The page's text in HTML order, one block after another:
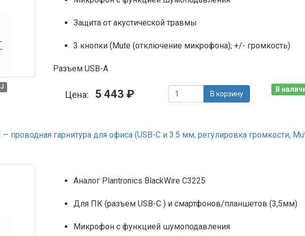
Защита от акустической травмы
3 кнопки (Mute (отключение микрофона); +/- громкость)
Разъем USB-A
Цена: 5 443 ₽ В корзину
В
проводная гарнитура для офиса (USB-C и 3.5 мм, регулировка громкости,
Аналог Plantronics BlackWire C3225
Для ПК (разъем USB-C ) и смартфонов/планшетов (3,5мм)
Микрофон с функцией шумоподавления